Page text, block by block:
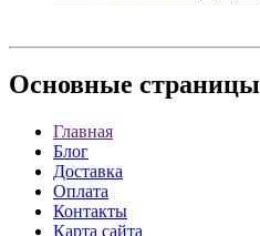
Основные страницы
Главная
Блог
Доставка
Оплата
Контакты
Карта сайта